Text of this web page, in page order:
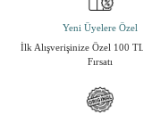
Yeni Üyelere Özel
İlk Alışverişinize Özel 100
Fırsatı